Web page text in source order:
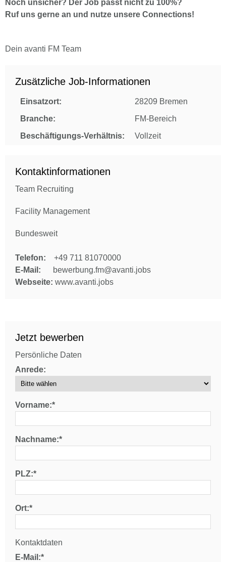
Noch unsicher? Der Job passt nicht zu 100%?
Ruf uns gerne an und nutze unsere Connections!
Dein avanti FM Team
Zusätzliche Job-Informationen
Einsatzort:
28209 Bremen
Branche:
FM-Bereich
Beschäftigungs-Verhältnis:
Vollzeit
Kontaktinformationen
Team Recruiting
Facility Management
Bundesweit
Telefon:
+49 711 81070000
E-Mail: bewerbung.fm@avanti.jobs
Webseite: www.avanti.jobs
Jetzt bewerben
Persönliche Daten
Anrede:
Vorname:*
Nachname:*
PLZ:*
Ort:*
Kontaktdaten
E-Mail:*